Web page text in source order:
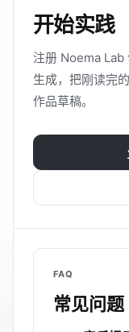
开始实践
注册 Noema Lab
生成，把刚读完
作品草稿。
FAQ
常见问题